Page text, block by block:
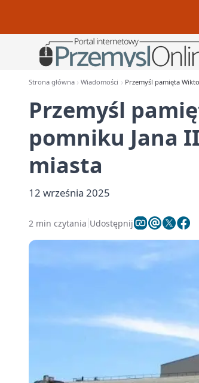
Strona główna Wiadomości Przemyśl pamięta
Przemyśl
pomniku Jana
miasta
12 września 2025
2 min czytania Udostępnij